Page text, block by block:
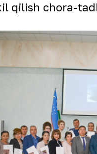
chora-